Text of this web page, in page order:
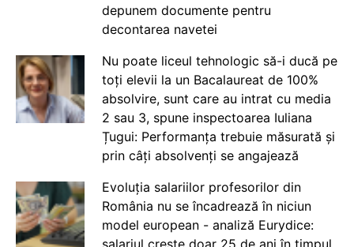
depunem documente pentru
decontarea navetei
Nu poate liceul tehnologic să-i ducă pe
toți elevii la un Bacalaureat de 100%
absolvire, sunt care au intrat cu media
2 sau 3, spune inspectoarea Iuliana
Țugui: Performanța trebuie măsurată și
prin câți absolvenți se angajează
Evoluția salariilor profesorilor din
România nu se încadrează în niciun
model european - analiză Eurydice:
salariul crește doar 25 de ani în timpul